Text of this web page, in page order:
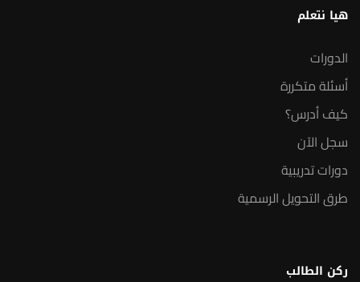
هيا نتعلم
الدورات
أسئلة متكررة
كيف أدرس؟
سجل الآن
دورات تدريبية
طرق التحويل الرسمية
ركن الطالب